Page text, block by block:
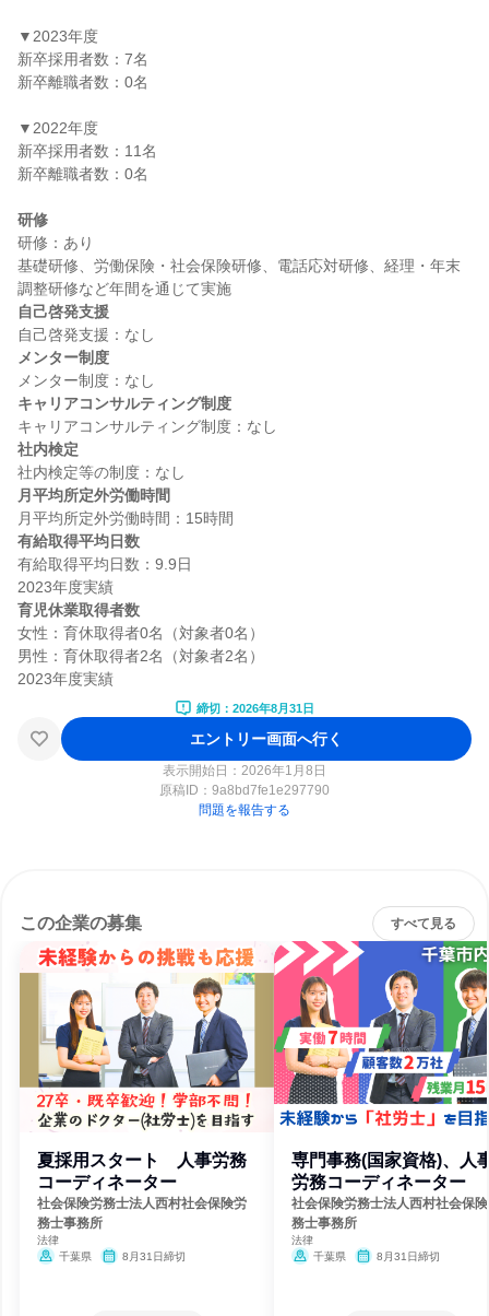
▼2023年度
新卒採用者数：7名
新卒離職者数：0名
▼2022年度
新卒採用者数：11名
新卒離職者数：0名
研修
研修：あり
基礎研修、労働保険・社会保険研修、電話応対研修、経理・年末
自己啓発支援
メンター制度
キャリアコンサルティング制度
社内検定
月平均所定外労働時間
有給取得平均日数
有給取得平均日数：9.9日
育児休業取得者数
女性：育休取得者0名（対象者0名）
男性：育休取得者2名（対象者2名）
締切：2026年8月31日
エントリー画面へ行く
表示開始日：2026年1月8日
原稿ID： 9a8bd7fe1e297790
問題を報告する
この企業の募集 すべて見る
夏採用スタート 人事労務
コーディネーター
社会保険労務士法人西村社会保険労
務士事務所
法律
千葉県
8月31日締切
専門事務(国家資格)、人
労務コーディネーター
社会保険労務士法人西村社会保
務士事務所
法律
千葉県
8月31日締切